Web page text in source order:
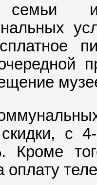
с
Кроме
оплату